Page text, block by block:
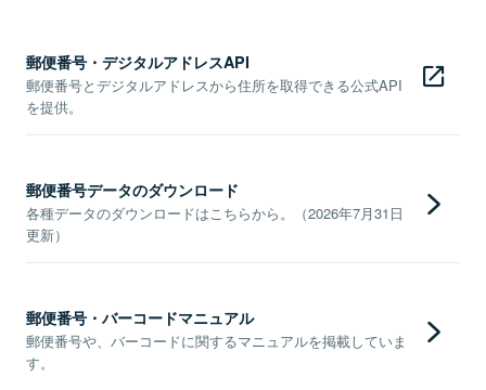
郵便番号・デジタルアドレスAPI
郵便番号とデジタルアドレスから住所を取得できる公式API
を提供。
郵便番号データのダウンロード
各種データのダウンロードはこちらから。（2026年7月31日
更新）
郵便番号・バーコードマニュアル
郵便番号や、バーコードに関するマニュアルを掲載していま
す。